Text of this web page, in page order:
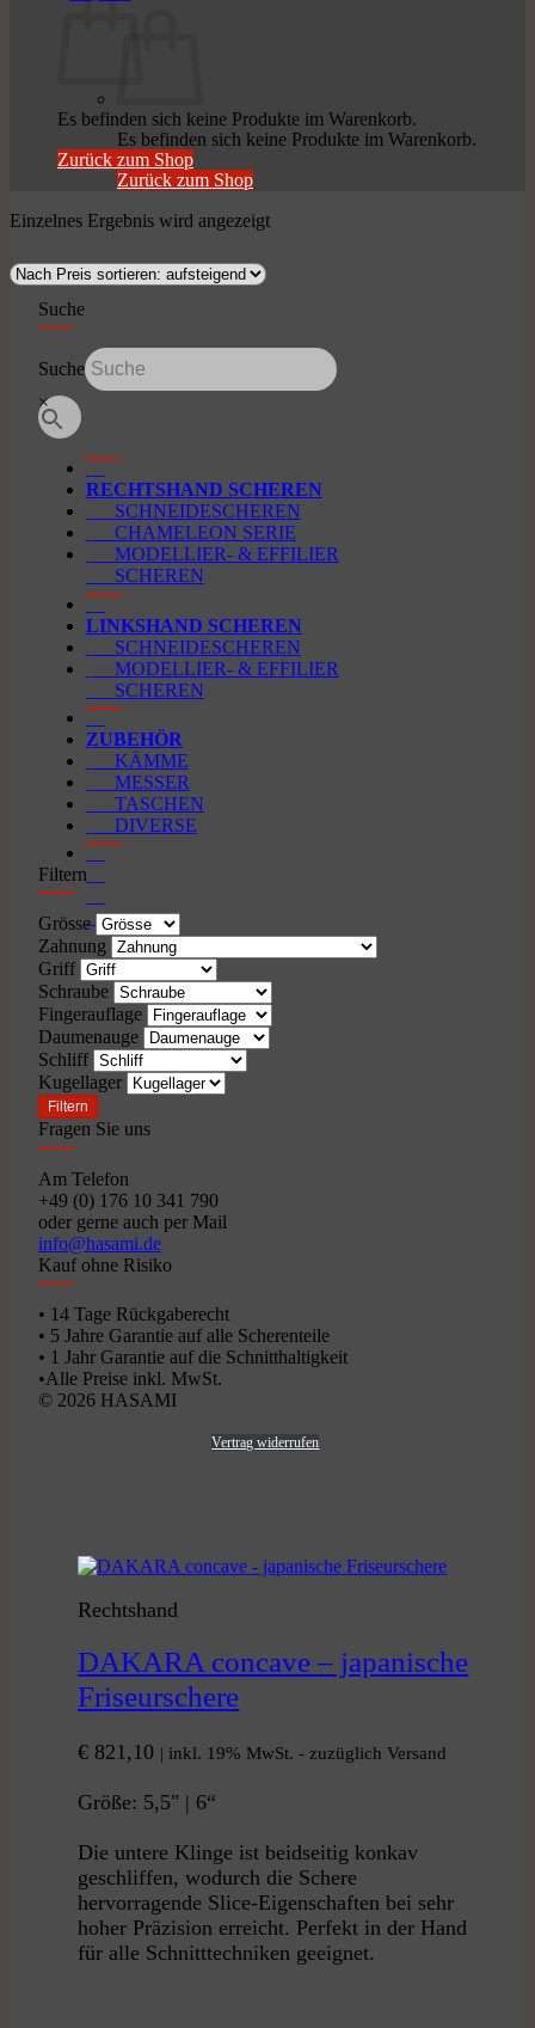
Es befinden sich keine Produkte im Warenkorb.
Zurück zum Shop
Es befinden sich keine Produkte im Warenkorb.
Zurück zum Shop
Einzelnes Ergebnis wird angezeigt
Suche
Suche
×
RECHTSHAND SCHEREN
SCHNEIDESCHEREN
CHAMELEON SERIE
MODELLIER- & EFFILIER
SCHEREN
LINKSHAND SCHEREN
SCHNEIDESCHEREN
MODELLIER- & EFFILIER
SCHEREN
ZUBEHÖR
KÄMME
MESSER
TASCHEN
DIVERSE
Filtern
Grösse
Zahnung
Griff
Schraube
Fingerauflage
Daumenauge
Schliff
Kugellager
Filtern
Fragen Sie uns
Am Telefon
+49 (0) 176 10 341 790
oder gerne auch per Mail
info@hasami.de
Kauf ohne Risiko
• 14 Tage Rückgaberecht
• 5 Jahre Garantie auf alle Scherenteile
• 1 Jahr Garantie auf die Schnitthaltigkeit
•Alle Preise inkl. MwSt.
© 2026 HASAMI
Vertrag widerrufen
Rechtshand
DAKARA concave – japanische
Friseurschere
€ 821,10 | inkl. 19% MwSt. - zuzüglich Versand
Größe: 5,5" | 6“
Die untere Klinge ist beidseitig konkav
geschliffen, wodurch die Schere
hervorragende Slice-Eigenschaften bei sehr
hoher Präzision erreicht. Perfekt in der Hand
für alle Schnitttechniken geeignet.